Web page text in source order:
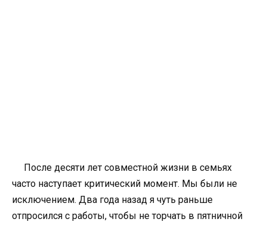
После десяти лет совместной жизни в семьях
часто наступает критический момент. Мы были не
исключением. Два года назад я чуть раньше
отпросился с работы, чтобы не торчать в пятничной